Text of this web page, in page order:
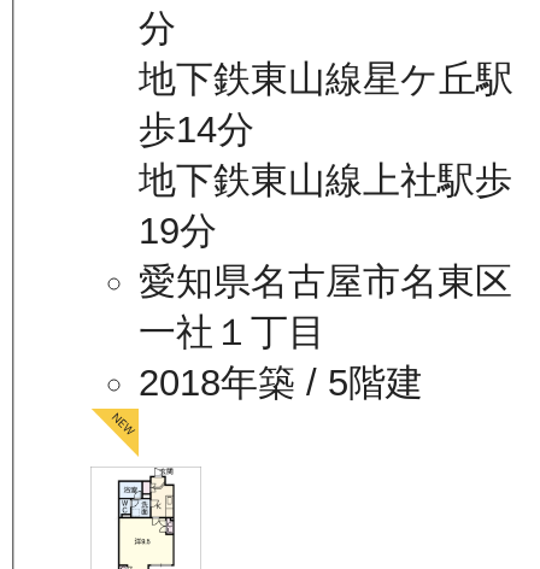
分
地下鉄東山線星ケ丘駅
歩14分
地下鉄東山線上社駅歩
19分
愛知県名古屋市名東区
一社１丁目
2018年築 / 5階建